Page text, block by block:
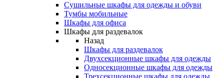
Сушильные шкафы для одежды и обуви
Тумбы мобильные
Шкафы для офиса
Шкафы для раздевалок
Назад
Шкафы для раздевалок
Двухсекционные шкафы для одежды
Односекционные шкафы для одежды
Трехсекционные шкафы для одежды